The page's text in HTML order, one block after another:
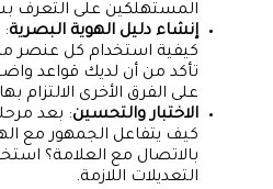
المستهلكين على التعرف
إنشاء دليل الهوية البصرية:
كيفية استخدام كل عنصر
تأكد من أن لديك قواعد
على الفرق الأخرى الالتزام
الاختبار والتحسين: بعد
كيف يتفاعل الجمهور مع
بالاتصال مع العلامة؟
التعديلات اللازمة.